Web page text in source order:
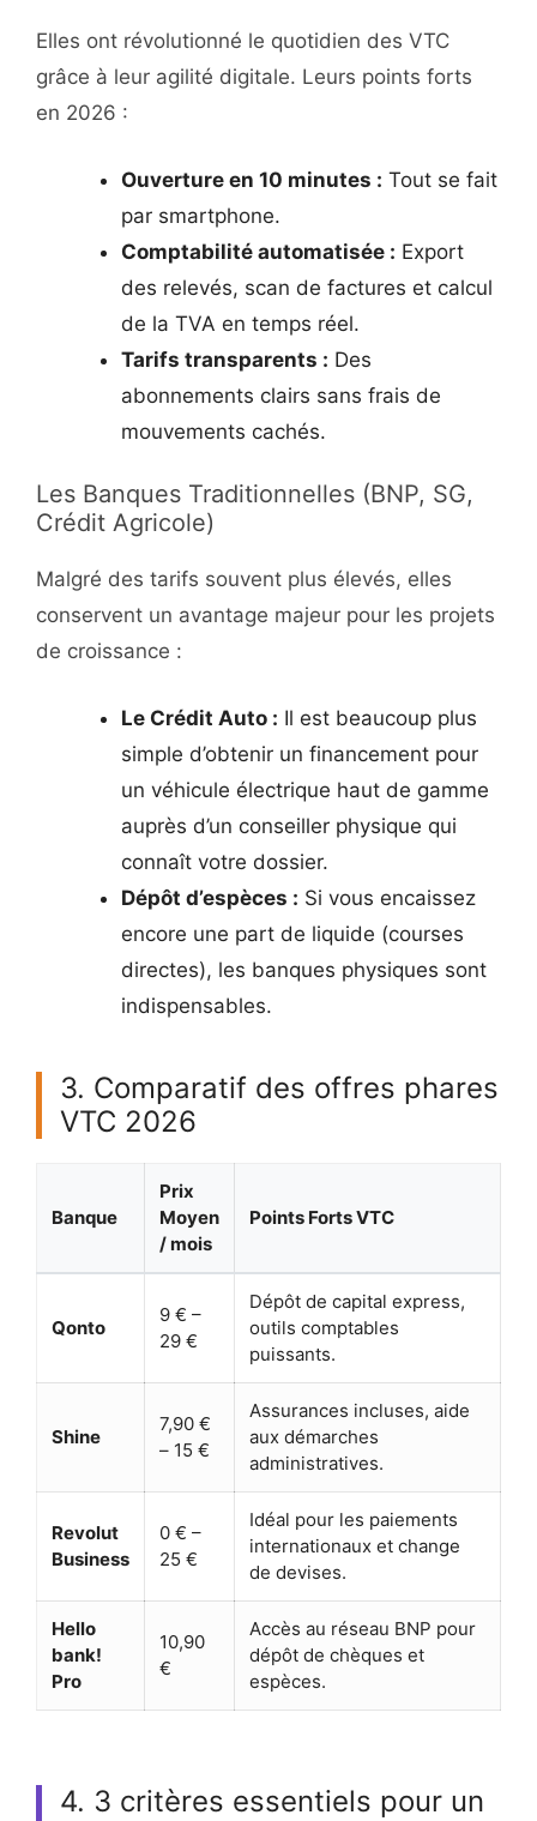
Elles ont révolutionné le quotidien des VTC
grâce à leur agilité digitale. Leurs points forts
en 2026 :
Ouverture en 10 minutes : Tout se fait
par smartphone.
Comptabilité automatisée : Export
des relevés, scan de factures et calcul
de la TVA en temps réel.
Tarifs transparents : Des
abonnements clairs sans frais de
mouvements cachés.
Les Banques Traditionnelles (BNP, SG,
Crédit Agricole)
Malgré des tarifs souvent plus élevés, elles
conservent un avantage majeur pour les projets
de croissance :
Le Crédit Auto : Il est beaucoup plus
simple d’obtenir un financement pour
un véhicule électrique haut de gamme
auprès d’un conseiller physique qui
connaît votre dossier.
Dépôt d’espèces : Si vous encaissez
encore une part de liquide (courses
directes), les banques physiques sont
indispensables.
3. Comparatif des offres phares
VTC 2026
Banque
Prix
Moyen
/ mois
Points Forts VTC
Qonto
9 € –
29 €
Dépôt de capital express,
outils comptables
puissants.
Shine
7,90 €
– 15 €
Assurances incluses, aide
aux démarches
administratives.
Revolut
Business
0 € –
25 €
Idéal pour les paiements
internationaux et change
de devises.
Hello
bank!
Pro
10,90
€
Accès au réseau BNP pour
dépôt de chèques et
espèces.
4. 3 critères essentiels pour un